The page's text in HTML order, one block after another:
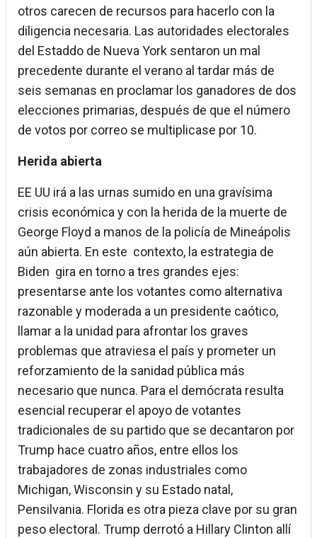
otros carecen de recursos para hacerlo con la
diligencia necesaria. Las autoridades electorales
del Estaddo de Nueva York sentaron un mal
precedente durante el verano al tardar más de
seis semanas en proclamar los ganadores de dos
elecciones primarias, después de que el número
de votos por correo se multiplicase por 10.
Herida abierta
EE UU irá a las urnas sumido en una gravísima
crisis económica y con la herida de la muerte de
George Floyd a manos de la policía de Mineápolis
aún abierta. En este contexto, la estrategia de
Biden gira en torno a tres grandes ejes:
presentarse ante los votantes como alternativa
razonable y moderada a un presidente caótico,
llamar a la unidad para afrontar los graves
problemas que atraviesa el país y prometer un
reforzamiento de la sanidad pública más
necesario que nunca. Para el demócrata resulta
esencial recuperar el apoyo de votantes
tradicionales de su partido que se decantaron por
Trump hace cuatro años, entre ellos los
trabajadores de zonas industriales como
Michigan, Wisconsin y su Estado natal,
Pensilvania. Florida es otra pieza clave por su gran
peso electoral. Trump derrotó a Hillary Clinton allí